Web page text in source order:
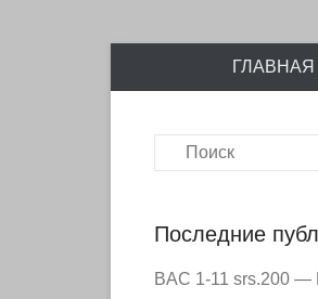
к
ГЛАВНАЯ
Поиск
Последние
BAC 1-11 srs.200 —